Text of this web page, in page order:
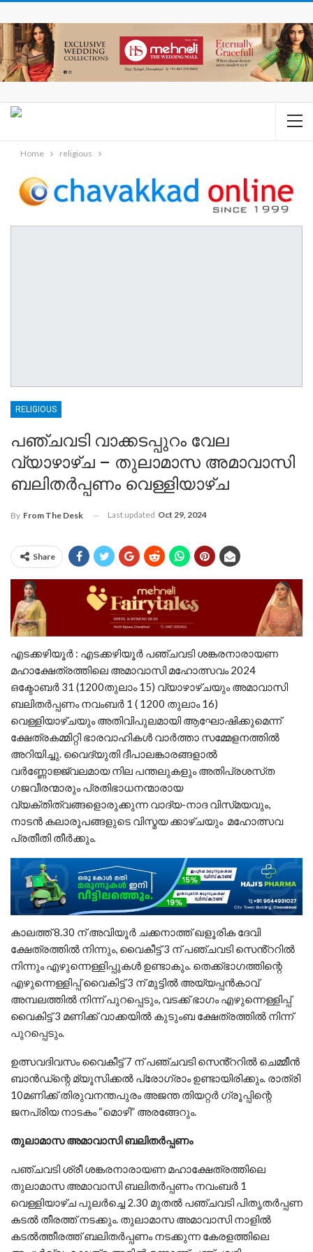
Home religious
RELIGIOUS
പഞ്ചവടി വാക്കടപ്പുറം വേല
വ്യാഴാഴ്ച – തുലാമാസ അമാവാസി
ബലിതർപ്പണം വെള്ളിയാഴ്ച
By From The Desk Last updated Oct 29, 2024
Share
എടക്കഴിയൂർ : എടക്കഴിയൂർ പഞ്ചവടി ശങ്കരനാരായണ
മഹാക്ഷേത്രത്തിലെ അമാവാസി മഹോത്സവം 2024
ഒക്ടോബർ 31 (1200തുലാം 15) വ്യാഴാഴ്‌ചയും അമാവാസി
ബലിതർപ്പണം നവംബർ 1 ( 1200 തുലാം 16)
വെള്ളിയാഴ്‌ചയും അതിവിപുലമായി ആഘോഷിക്കുമെന്ന്
ക്ഷേത്രകമ്മിറ്റി ഭാരവാഹികൾ വാർത്താ സമ്മേളനത്തിൽ
അറിയിച്ചു. വൈദ്യുതി ദീപാലങ്കാരങ്ങളാൽ
വർണ്ണോജ്ജ്വലമായ നില പന്തലുകളും അതിപ്രശസ്‌ത
ഗജവീരന്മാരും പ്രതിഭാധനന്മാരായ
വ്യക്തിത്വങ്ങളൊരുക്കുന്ന വാദ്യ-നാദ വിസ്‌മയവും,
നാടൻ കലാരൂപങ്ങളുടെ വിസ്മയ ക്കാഴ്ചയും മഹോത്സവ
പ്രതീതി തീർക്കും.
കാലത്ത് 8.30 ന് അവിയൂർ ചക്കനാത്ത് ഖളൂരിക ദേവി
ക്ഷേത്രത്തിൽ നിന്നും, വൈകീട്ട് 3 ന് പഞ്ചവടി സെൻ്ററിൽ
നിന്നും എഴുന്നെള്ളിപ്പുകൾ ഉണ്ടാകും. തെക്ക്ഭാഗത്തിന്റെ
എഴുന്നെള്ളിപ്പ് വൈകിട്ട് 3 ന് മുട്ടിൽ അയ്യപ്പൻകാവ്
അമ്പലത്തിൽ നിന്ന് പുറപ്പെടും, വടക്ക് ഭാഗം എഴുന്നെള്ളിപ്പ്
വൈകിട്ട് 3 മണിക്ക് വാക്കയിൽ കുടുംബ ക്ഷേത്രത്തിൽ നിന്ന്
പുറപ്പെടും.
ഉത്സവദിവസം വൈകീട്ട് 7 ന് പഞ്ചവടി സെൻ്ററിൽ ചെമ്മീൻ
ബാൻഡ്ന്റെ മ്യൂസിക്കൽ പ്രോഗ്രാം ഉണ്ടായിരിക്കും. രാത്രി
10മണിക്ക് തിരുവനന്തപുരം അജന്ത തിയറ്റർ ഗ്രൂപ്പിന്റെ
ജനപ്രിയ നാടകം “മൊഴി” അരങ്ങേറും.
തുലാമാസ അമാവാസി ബലിതർപ്പണം
പഞ്ചവടി ശ്രീ ശങ്കരനാരായണ മഹാക്ഷേത്രത്തിലെ
തുലാമാസ അമാവാസി ബലിതർപ്പണം നവംബർ 1
വെള്ളിയാഴ്ച പുലർച്ചെ 2.30 മുതൽ പഞ്ചവടി പിതൃതർപ്പണ
കടൽ തീരത്ത് നടക്കും. തുലാമാസ അമാവാസി നാളിൽ
കടൽത്തീരത്ത് ബലിതർപ്പണം നടക്കുന്ന കേരളത്തിലെ